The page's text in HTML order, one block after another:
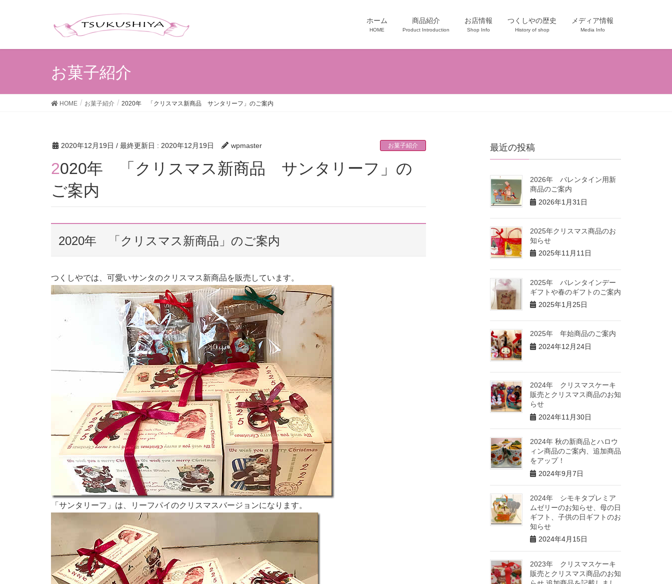
ホーム
HOME
商品紹介
Product Introduction
お店情報
Shop Info
つくしやの歴史
History of shop
メディア情報
Media Info
お菓子紹介
HOME お菓子紹介 2020年 「クリスマス新商品 サンタリーフ」のご案内
2020年12月19日 / 最終更新日 : 2020年12月19日 wpmaster お菓子紹介
2020年 「クリスマス新商品 サンタリーフ」の
ご案内
2020年 「クリスマス新商品」のご案内
つくしやでは、可愛いサンタのクリスマス新商品を販売しています。
「サンタリーフ」は、リーフパイのクリスマスバージョンになります。
最近の投稿
2026年 バレンタイン用新
商品のご案内
2026年1月31日
2025年クリスマス商品のお
知らせ
2025年11月11日
2025年 バレンタインデー
ギフトや春のギフトのご案内
2025年1月25日
2025年 年始商品のご案内
2024年12月24日
2024年 クリスマスケーキ
販売とクリスマス商品のお知
らせ
2024年11月30日
2024年 秋の新商品とハロウ
ィン商品のご案内、追加商品
をアップ！
2024年9月7日
2024年 シモキタプレミア
ムゼリーのお知らせ、母の日
ギフト、子供の日ギフトのお
知らせ
2024年4月15日
2023年 クリスマスケーキ
販売とクリスマス商品のお知